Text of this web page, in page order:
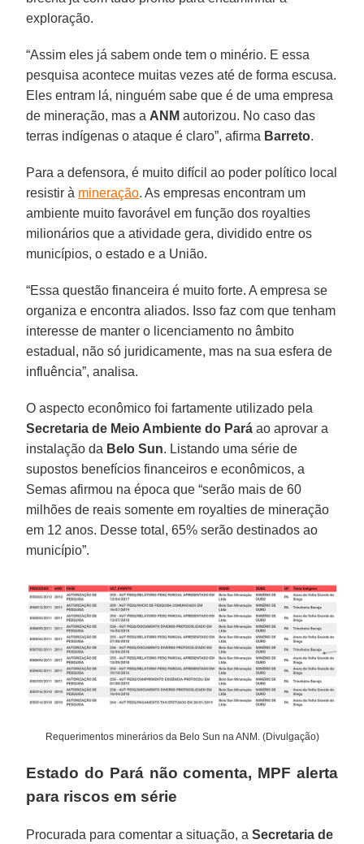
exploração.
“Assim eles já sabem onde tem o minério. E essa
pesquisa acontece muitas vezes até de forma escusa.
Eles entram lá, ninguém sabe que é de uma empresa
de mineração, mas a ANM autorizou. No caso das
terras indígenas o ataque é claro”, afirma Barreto.
Para a defensora, é muito difícil ao poder político local
resistir à mineração. As empresas encontram um
ambiente muito favorável em função dos royalties
milionários que a atividade gera, dividido entre os
municípios, o estado e a União.
“Essa questão financeira é muito forte. A empresa se
organiza e encontra aliados. Isso faz com que tenham
interesse de manter o licenciamento no âmbito
estadual, não só juridicamente, mas na sua esfera de
influência”, analisa.
O aspecto econômico foi fartamente utilizado pela
Secretaria de Meio Ambiente do Pará ao aprovar a
instalação da Belo Sun. Listando uma série de
supostos benefícios financeiros e econômicos, a
Semas afirmou na época que “serão mais de 60
milhões de reais somente em royalties de mineração
em 12 anos. Desse total, 65% serão destinados ao
município”.
Requerimentos minerários da Belo Sun na ANM. (Divulgação)
Estado do Pará não comenta, MPF alerta
para riscos em série
Procurada para comentar a situação, aSecretaria de